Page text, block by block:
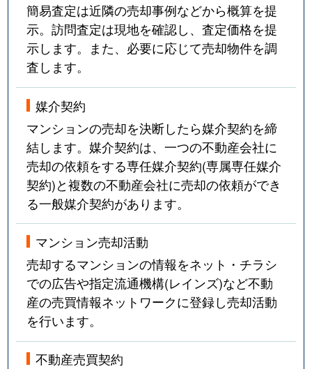
簡易査定は近隣の売却事例などから概算を提
示。訪問査定は現地を確認し、査定価格を提
示します。また、必要に応じて売却物件を調
査します。
媒介契約
マンションの売却を決断したら媒介契約を締
結します。媒介契約は、一つの不動産会社に
売却の依頼をする専任媒介契約(専属専任媒介
契約)と複数の不動産会社に売却の依頼ができ
る一般媒介契約があります。
マンション売却活動
売却するマンションの情報をネット・チラシ
での広告や指定流通機構(レインズ)など不動
産の売買情報ネットワークに登録し売却活動
を行います。
不動産売買契約